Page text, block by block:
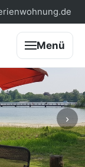
Menü
›